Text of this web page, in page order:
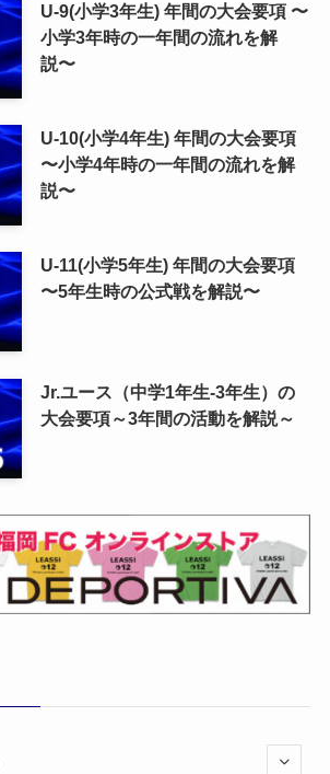
U-9(小学3年生) 年間の大会要項 〜
小学3年時の一年間の流れを解
説〜
U-10(小学4年生) 年間の大会要項
〜小学4年時の一年間の流れを解
説〜
U-11(小学5年生) 年間の大会要項
〜5年生時の公式戦を解説〜
Jr.ユース（中学1年生-3年生）の
大会要項～3年間の活動を解説～